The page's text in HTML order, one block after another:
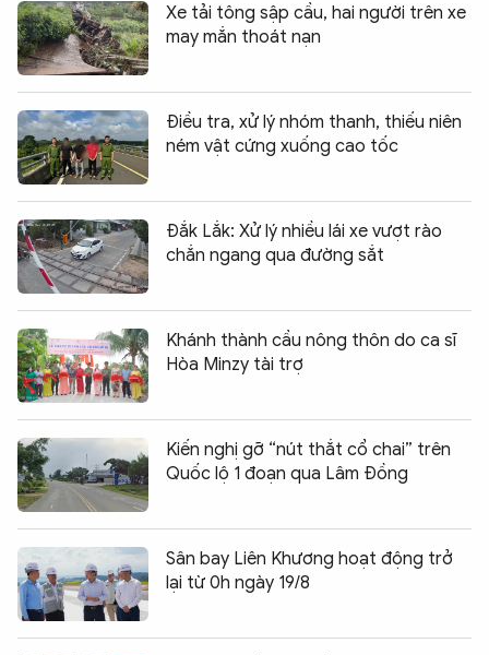
Xe tải tông sập cầu, hai người trên xe
may mắn thoát nạn
Điều tra, xử lý nhóm thanh, thiếu niên
ném vật cứng xuống cao tốc
Đắk Lắk: Xử lý nhiều lái xe vượt rào
chắn ngang qua đường sắt
Khánh thành cầu nông thôn do ca sĩ
Hòa Minzy tài trợ
Kiến nghị gỡ “nút thắt cổ chai” trên
Quốc lộ 1 đoạn qua Lâm Đồng
Sân bay Liên Khương hoạt động trở
lại từ 0h ngày 19/8